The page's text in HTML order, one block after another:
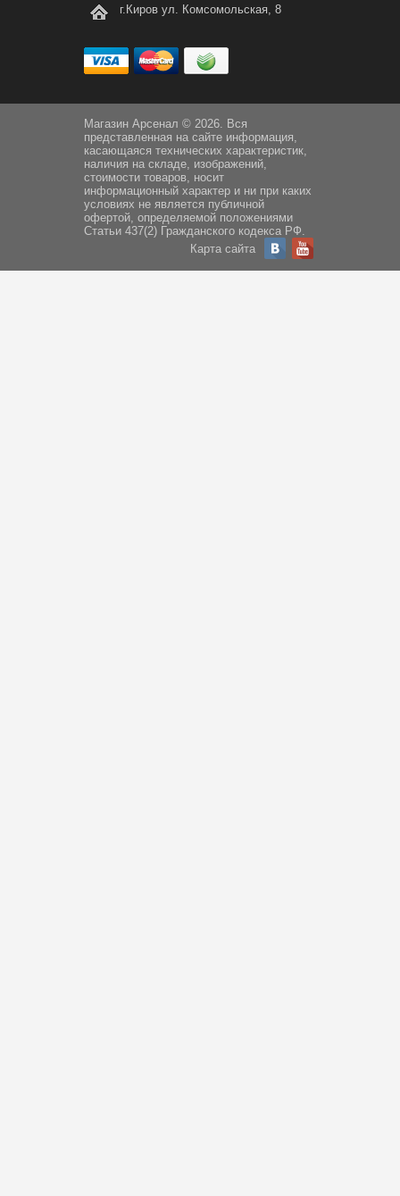
г.Киров ул. Комсомольская, 8
Магазин Арсенал © 2026. Вся
представленная на сайте информация,
касающаяся технических характеристик,
наличия на складе, изображений,
стоимости товаров, носит
информационный характер и ни при каких
условиях не является публичной
офертой, определяемой положениями
Статьи 437(2) Гражданского кодекса РФ.
Карта сайта